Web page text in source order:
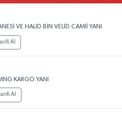
VE HALİD BİN VELİD CAMİİ YANI
Al
KARGO YANI
Al